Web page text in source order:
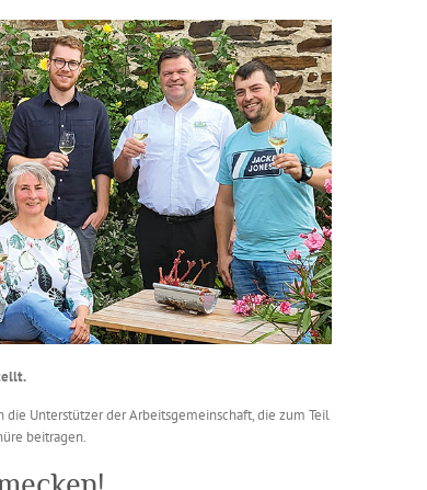
Unterstützer der Arbeitsgemeinschaft, die zum Teil
beitragen.